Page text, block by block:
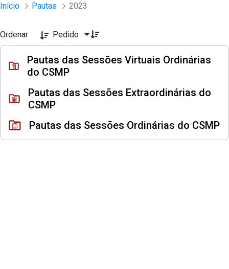
Pular para o Conteúdo principal
Sessões e Reuniões - Documentos
Início Pautas 2023
Ordenar Pedido
Pautas das Sessões Virtuais Ordinárias
do CSMP
Pautas das Sessões Extraordinárias do
CSMP
Pautas das Sessões Ordinárias do CSMP